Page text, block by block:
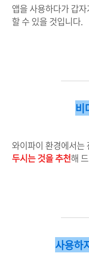
앱을 사용하다가 갑
할 수 있을 것입니다.
비
와이파이 환경에서는
두시는 것을 추천해
사용하